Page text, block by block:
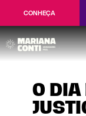
CONHEÇA
O DIA